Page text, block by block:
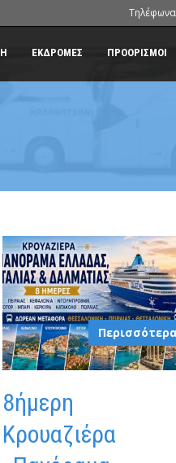
ΕΚΔΡΟΜΕΣ ΠΡΟΟΡΙΣΜΟΙ
8ήμερη
Κρουαζιέρα